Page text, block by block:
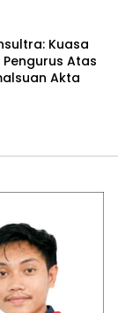
Kuasa
Atas
Akta